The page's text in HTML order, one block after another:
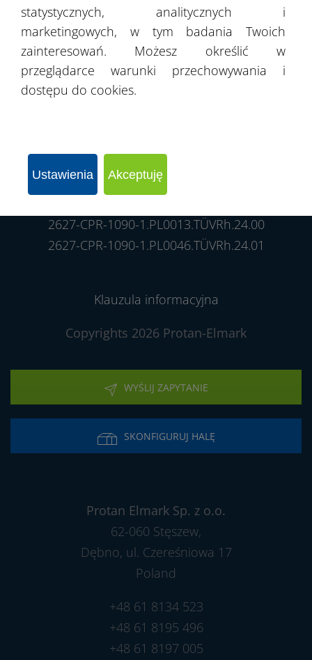
2627-CPR-1090-1.PL0013.TÜVRh.24.00
2627-CPR-1090-1.PL0046.TÜVRh.24.01
Klauzula informacyjna
Copyrights 2026 Protan-Elmark
WYŚLIJ ZAPYTANIE
SKONFIGURUJ HALĘ
Protan Elmark Sp. z o.o.
62-060 Stęszew,
Dębno, ul. Czereśniowa 17
Poland
+48 61 8134 523
+48 61 8195 496
+48 61 8197 005
statystycznych, analitycznych i
marketingowych, w tym badania Twoich
zainteresowań. Możesz określić w
przeglądarce warunki przechowywania i
dostępu do cookies.
Ustawienia Akceptuję